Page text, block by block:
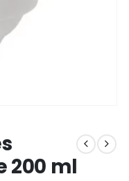
200 ml